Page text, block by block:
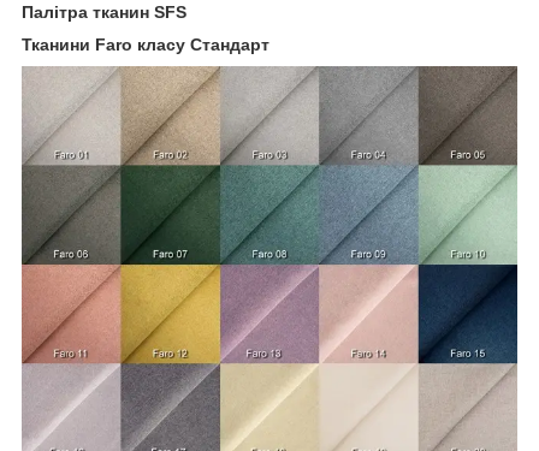
Палітра тканин SFS
Тканини Faro класу Стандарт